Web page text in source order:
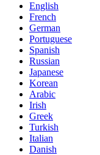
English
French
German
Portuguese
Spanish
Russian
Japanese
Korean
Arabic
Irish
Greek
Turkish
Italian
Danish